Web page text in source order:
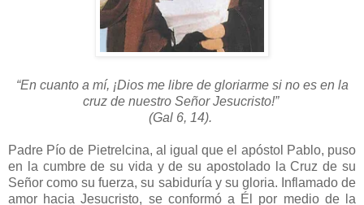
“En cuanto a mí, ¡Dios me libre de gloriarme si no es en la
cruz de nuestro Señor Jesucristo!”
(Gal 6, 14).
Padre Pío de Pietrelcina, al igual que el apóstol Pablo, puso
en la cumbre de su vida y de su apostolado la Cruz de su
Señor como su fuerza, su sabiduría y su gloria. Inflamado de
amor hacia Jesucristo, se conformó a Él por medio de la